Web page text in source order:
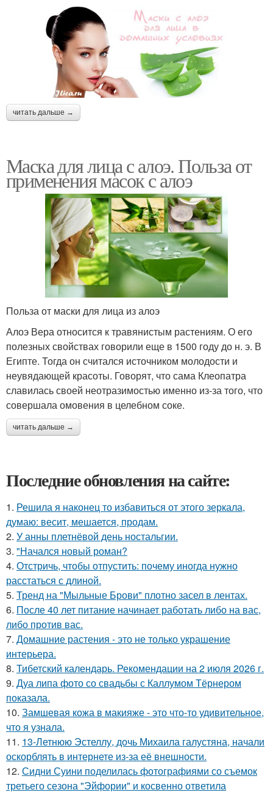
читать дальше →
Маска для лица с алоэ. Польза от
применения масок с алоэ
Польза от маски для лица из алоэ
Алоэ Вера относится к травянистым растениям. О его
полезных свойствах говорили еще в 1500 году до н. э. В
Египте. Тогда он считался источником молодости и
неувядающей красоты. Говорят, что сама Клеопатра
славилась своей неотразимостью именно из-за того, что
совершала омовения в целебном соке.
читать дальше →
Последние обновления на сайте:
1. Решила я наконец то избавиться от этого зеркала,
думаю: весит, мешается, продам.
2. У анны плетнёвой день ностальгии.
3. "Начался новый роман?
4. Отстричь, чтобы отпустить: почему иногда нужно
расстаться с длиной.
5. Тренд на "Мыльные Брови" плотно засел в лентах.
6. После 40 лет питание начинает работать либо на вас,
либо против вас.
7. Домашние растения - это не только украшение
интерьера.
8. Тибетский календарь. Рекомендации на 2 июля 2026 г.
9. Дуа липа фото со свадьбы с Каллумом Тёрнером
показала.
10. Замшевая кожа в макияже - это что-то удивительное,
что я узнала.
11. 13-Летнюю Эстеллу, дочь Михаила галустяна, начали
оскорблять в интернете из-за её внешности.
12. Сидни Суини поделилась фотографиями со съемок
третьего сезона "Эйфории" и косвенно ответила